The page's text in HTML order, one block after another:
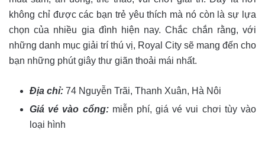
không chỉ được các bạn trẻ yêu thích mà nó còn là sự lựa
chọn của nhiều gia đình hiện nay. Chắc chắn rằng, với
những danh mục giải trí thú vị, Royal City sẽ mang đến cho
bạn những phút giây thư giãn thoải mái nhất.
Địa chỉ: 74 Nguyễn Trãi, Thanh Xuân, Hà Nôi
Giá vé vào cổng:miễn phí, giá vé vui chơi tùy vào
loại hình